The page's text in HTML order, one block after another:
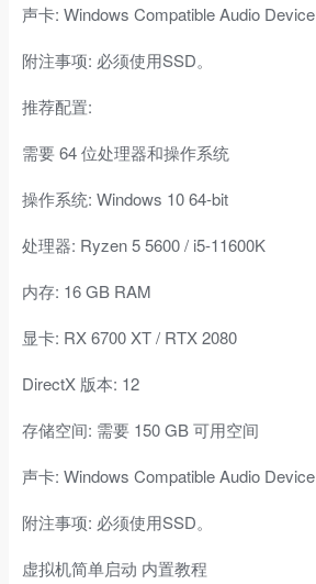
声卡: Windows Compatible Audio Device
附注事项: 必须使用SSD。
推荐配置:
需要 64 位处理器和操作系统
操作系统: Windows 10 64-bit
处理器: Ryzen 5 5600 / i5-11600K
内存: 16 GB RAM
显卡: RX 6700 XT / RTX 2080
DirectX 版本: 12
存储空间: 需要 150 GB 可用空间
声卡: Windows Compatible Audio Device
附注事项: 必须使用SSD。
虚拟机简单启动 内置教程